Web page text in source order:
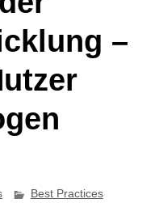
–
Best Practices